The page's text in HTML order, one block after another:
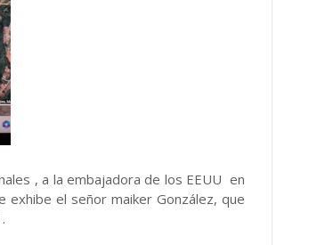
, a la embajadora de los EEUU en
exhibe el señor maiker González, que